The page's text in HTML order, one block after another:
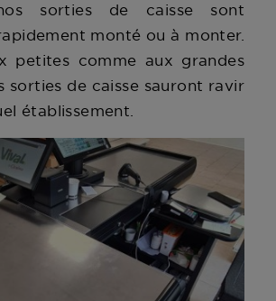
sorties de caisse sont
monté ou à monter.
petites comme aux grandes
sorties de caisse sauront ravir
établissement.